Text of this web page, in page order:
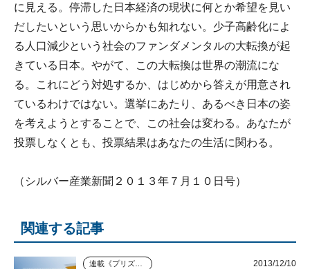
に見える。停滞した日本経済の現状に何とか希望を見い
だしたいという思いからかも知れない。少子高齢化によ
る人口減少という社会のファンダメンタルの大転換が起
きている日本。やがて、この大転換は世界の潮流にな
る。これにどう対処するか、はじめから答えが用意され
ているわけではない。選挙にあたり、あるべき日本の姿
を考えようとすることで、この社会は変わる。あなたが
投票しなくとも、投票結果はあなたの生活に関わる。
（シルバー産業新聞２０１３年７月１０日号）
関連する記事
2013/12/10